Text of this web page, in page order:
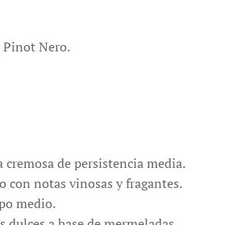
Pinot Nero.
de persistencia media.
con notas vinosas y fragantes.
medio.